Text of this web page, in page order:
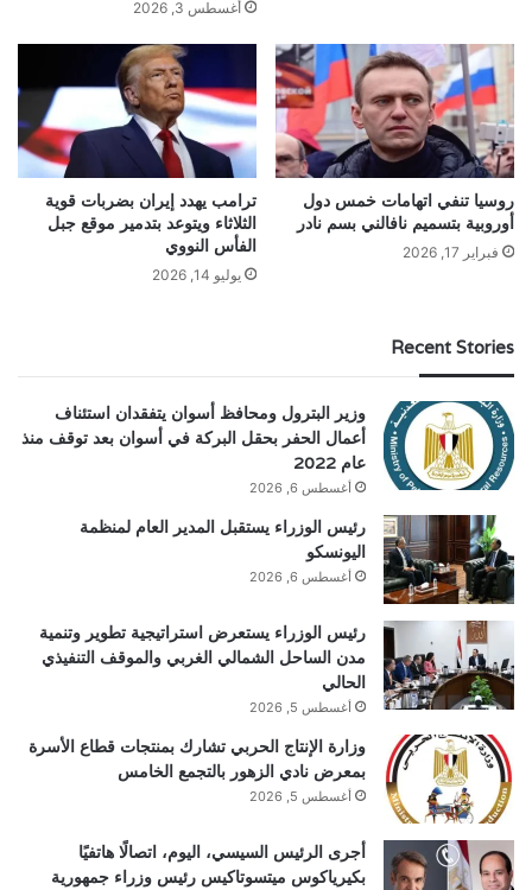
أغسطس 3, 2026
روسيا تنفي اتهامات خمس دول
أوروبية بتسميم نافالني بسم نادر
فبراير 17, 2026
ترامب يهدد إيران بضربات قوية
الثلاثاء ويتوعد بتدمير موقع جبل
الفأس النووي
يوليو 14, 2026
Recent Stories
وزير البترول ومحافظ أسوان يتفقدان استئناف
أعمال الحفر بحقل البركة في أسوان بعد توقف منذ
عام 2022
أغسطس 6, 2026
رئيس الوزراء يستقبل المدير العام لمنظمة
اليونسكو
أغسطس 6, 2026
رئيس الوزراء يستعرض استراتيجية تطوير وتنمية
مدن الساحل الشمالي الغربي والموقف التنفيذي
الحالي
أغسطس 5, 2026
وزارة الإنتاج الحربي تشارك بمنتجات قطاع الأسرة
بمعرض نادي الزهور بالتجمع الخامس
أغسطس 5, 2026
أجرى الرئيس السيسي، اليوم، اتصالًا هاتفيًا
بكيرياكوس ميتسوتاكيس رئيس وزراء جمهورية